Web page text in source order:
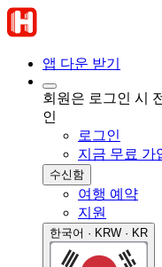
앱 다운 받기
회원은 로그인 시
인
로그인
지금 무료 가
수신함
여행 예약
지원
한국어 · KRW · KR